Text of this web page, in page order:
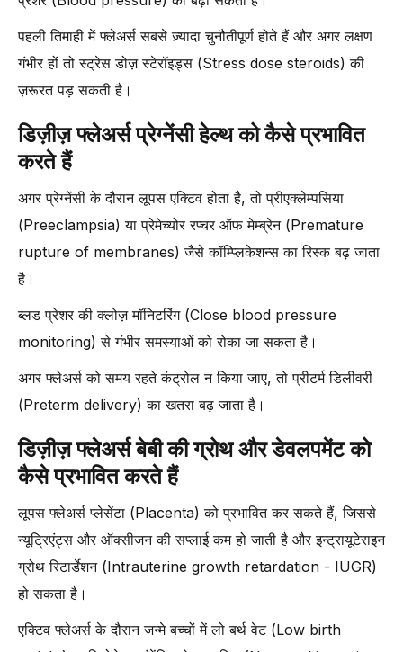
पहली तिमाही में फ्लेअर्स सबसे ज़्यादा चुनौतीपूर्ण होते हैं और अगर लक्षण
गंभीर हों तो स्ट्रेस डोज़ स्टेरॉइड्स (Stress dose steroids) की
ज़रूरत पड़ सकती है।
डिज़ीज़ फ्लेअर्स प्रेग्नेंसी हेल्थ को कैसे प्रभावित
करते हैं
अगर प्रेग्नेंसी के दौरान लूपस एक्टिव होता है, तो प्रीएक्लेम्पसिया
(Preeclampsia) या प्रेमेच्योर रप्चर ऑफ मेम्ब्रेन (Premature
rupture of membranes) जैसे कॉम्प्लिकेशन्स का रिस्क बढ़ जाता
है।
ब्लड प्रेशर की क्लोज़ मॉनिटरिंग (Close blood pressure
monitoring) से गंभीर समस्याओं को रोका जा सकता है।
अगर फ्लेअर्स को समय रहते कंट्रोल न किया जाए, तो प्रीटर्म डिलीवरी
(Preterm delivery) का खतरा बढ़ जाता है।
डिज़ीज़ फ्लेअर्स बेबी की ग्रोथ और डेवलपमेंट को
कैसे प्रभावित करते हैं
लूपस फ्लेअर्स प्लेसेंटा (Placenta) को प्रभावित कर सकते हैं, जिससे
न्यूट्रिएंट्स और ऑक्सीजन की सप्लाई कम हो जाती है और इन्ट्रायूटेराइन
ग्रोथ रिटार्डेशन (Intrauterine growth retardation - IUGR)
हो सकता है।
एक्टिव फ्लेअर्स के दौरान जन्मे बच्चों में लो बर्थ वेट (Low birth